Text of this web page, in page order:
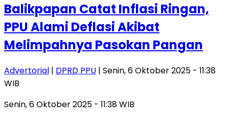
Balikpapan Catat Inflasi Ringan,
PPU Alami Deflasi Akibat
Melimpahnya Pasokan Pangan
Advertorial | DPRD PPU | Senin, 6 Oktober 2025 - 11:38
WIB
Senin, 6 Oktober 2025 - 11:38 WIB